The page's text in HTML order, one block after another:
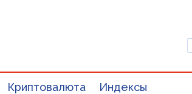
Криптовалюта Индексы